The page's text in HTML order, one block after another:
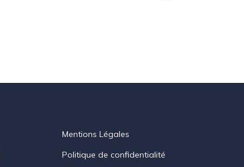
Mentions Légales
Politique de confidentialité